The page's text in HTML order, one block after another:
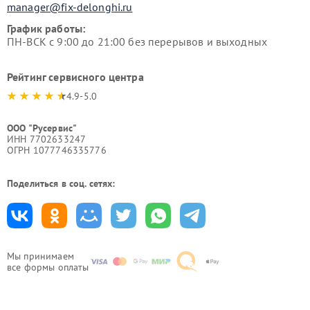
Мы принимаем
все формы оплаты
manager@fix-delonghi.ru
График работы:
ПН-ВСК с 9:00 до 21:00 без перерывов и выходных
Рейтинг сервисного центра
4.9-5.0
ООО "Русервис"
ИНН 7702633247
ОГРН 1077746335776
Поделиться в соц. сетях: